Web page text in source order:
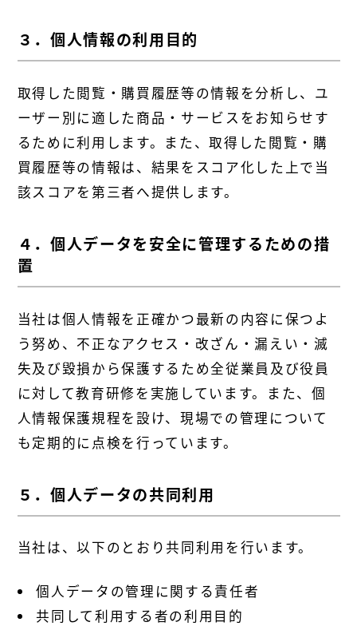
３．個人情報の利用目的
取得した閲覧・購買履歴等の情報を分析し、ユ
ーザー別に適した商品・サービスをお知らせす
るために利用します。また、取得した閲覧・購
買履歴等の情報は、結果をスコア化した上で当
該スコアを第三者へ提供します。
４．個人データを安全に管理するための措
置
当社は個人情報を正確かつ最新の内容に保つよ
う努め、不正なアクセス・改ざん・漏えい・滅
失及び毀損から保護するため全従業員及び役員
に対して教育研修を実施しています。また、個
人情報保護規程を設け、現場での管理について
も定期的に点検を行っています。
５．個人データの共同利用
当社は、以下のとおり共同利用を行います。
個人データの管理に関する責任者
共同して利用する者の利用目的